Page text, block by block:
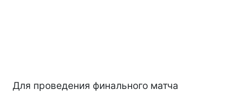
Для проведения финального матча